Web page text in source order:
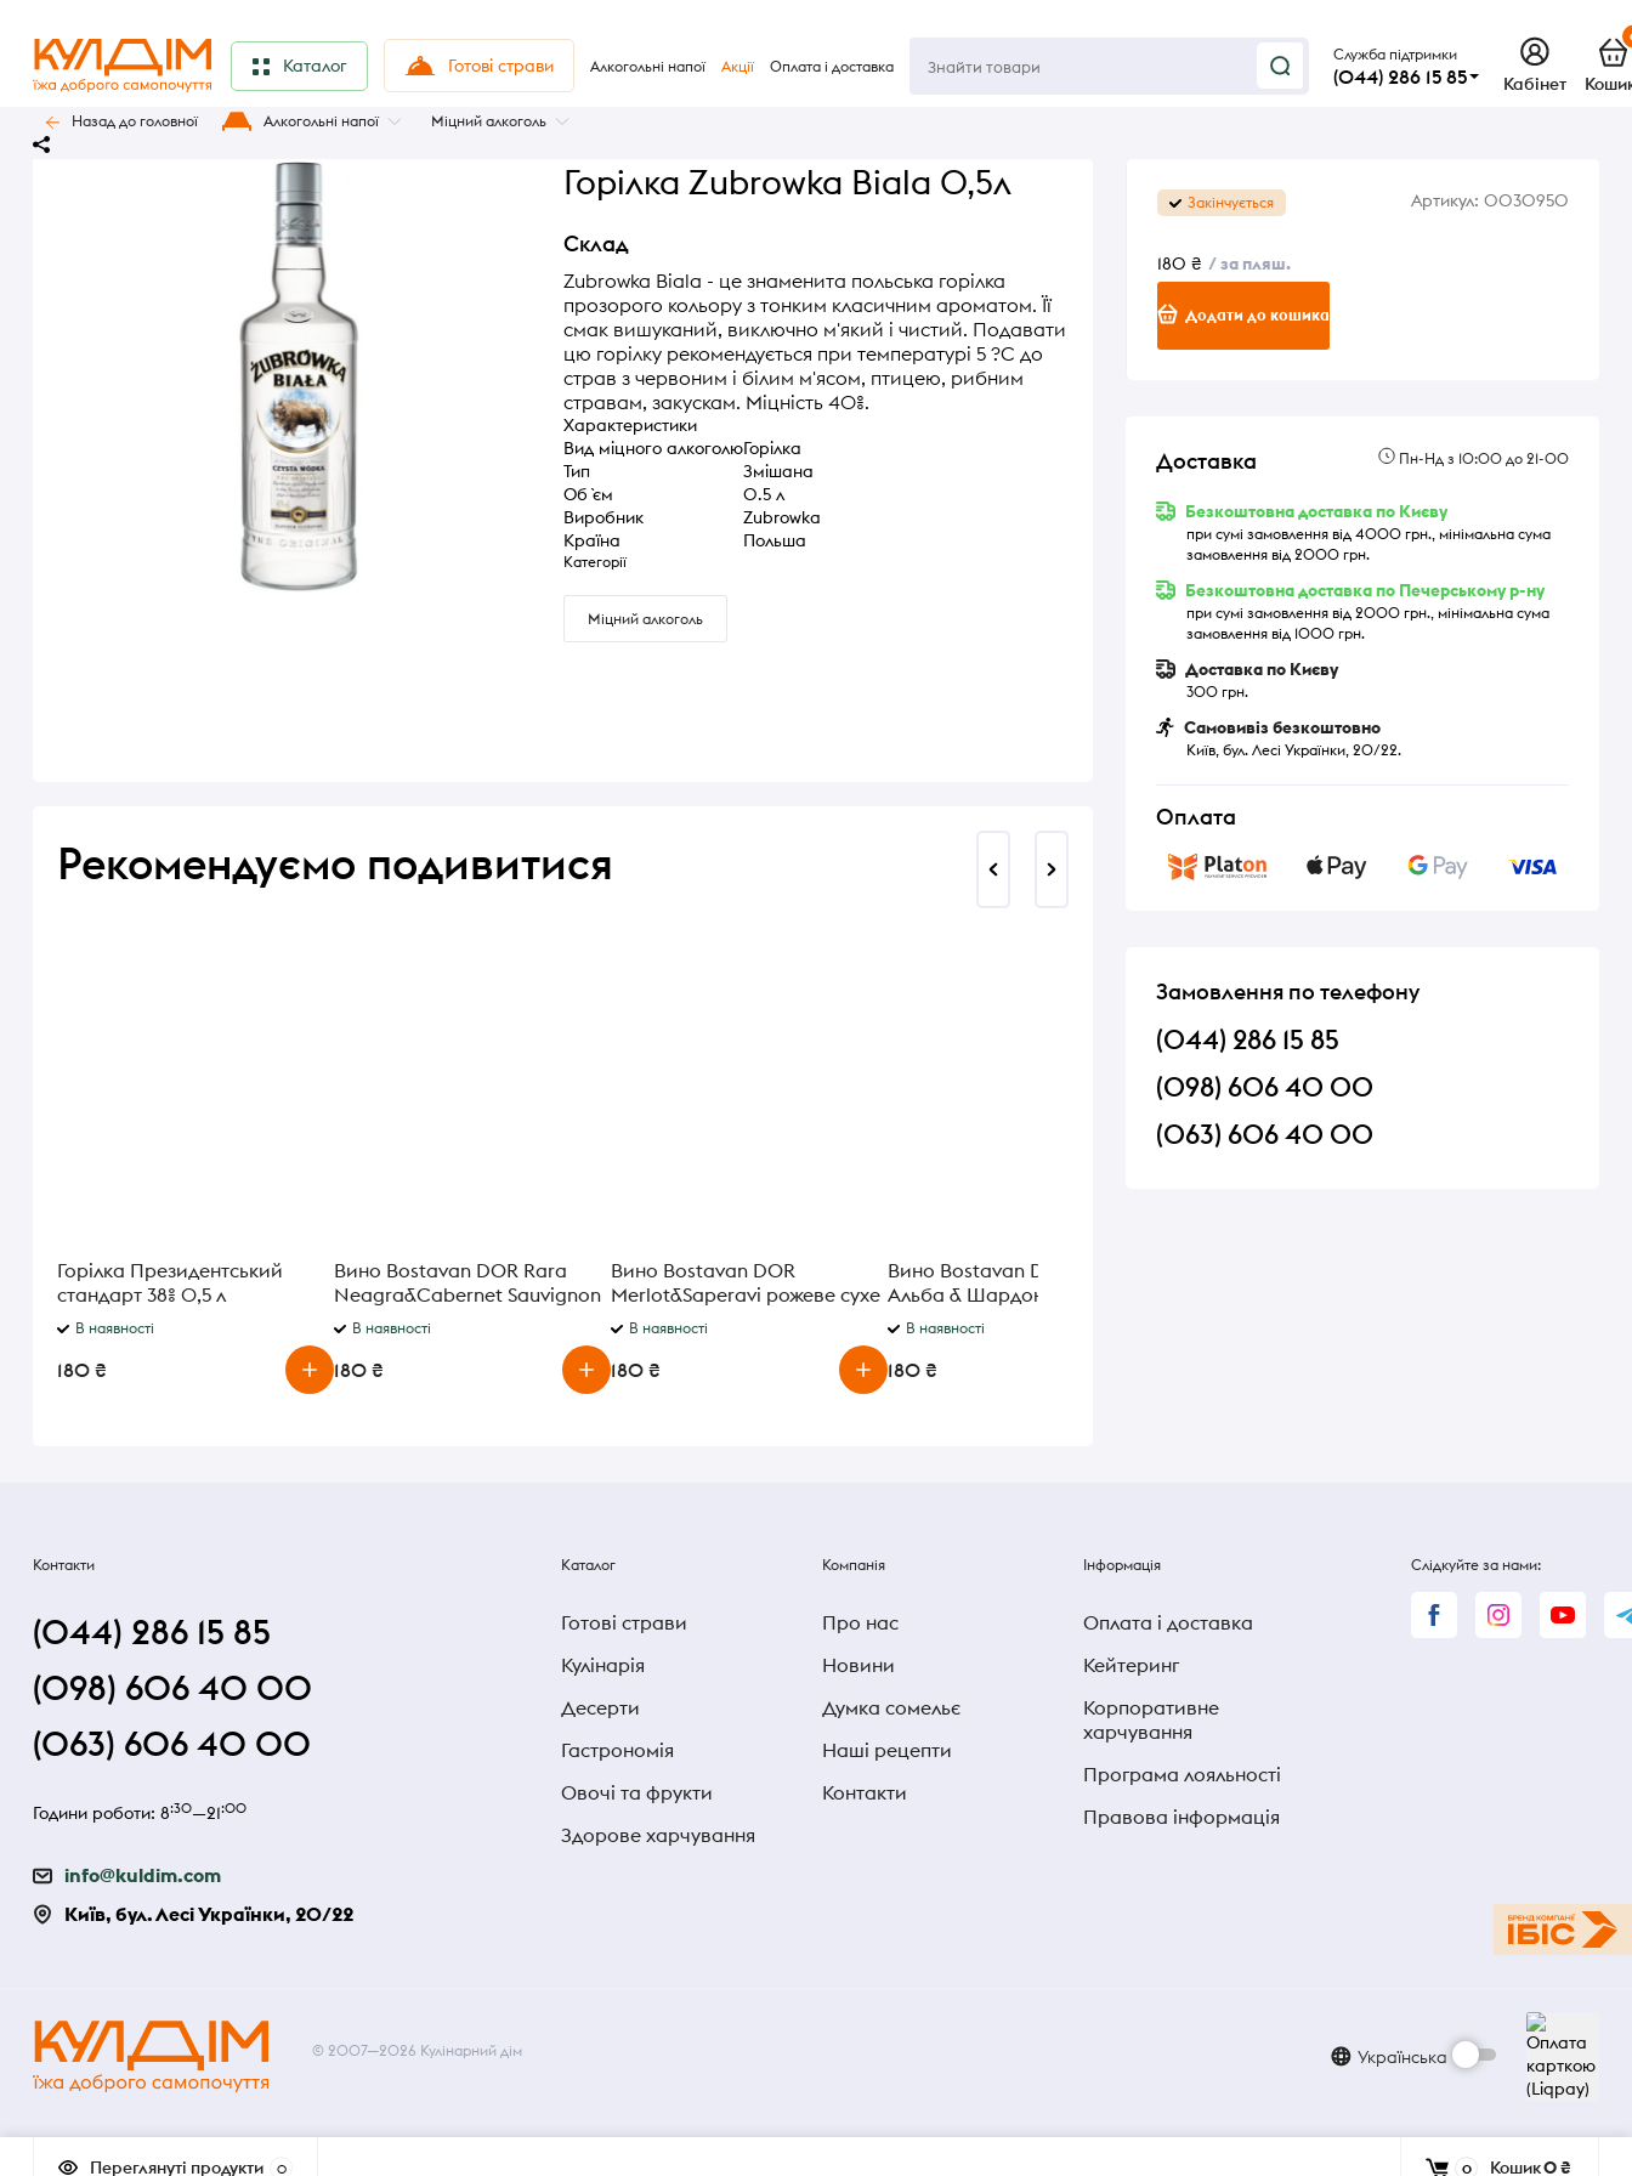
Каталог Готові страви Алкогольні напої Акції Оплата і доставка
Служба підтримки
(044) 286 15 85 Кабінет
Назад до головної Алкогольні напої Міцний алкоголь
Горілка Zubrowka Biala 0,5л
Склад
Zubrowka Biala - це знаменита польська горілка
прозорого кольору з тонким класичним ароматом. Її
смак вишуканий, виключно м'який і чистий. Подавати
цю горілку рекомендується при температурі 5 ?C до
страв з червоним і білим м'ясом, птицею, рибним
стравам, закускам. Міцність 40%.
Характеристики
Вид міцного алкоголюГорілка
Тип
Змішана
Об `єм
0.5 л
Виробник
Zubrowka
Країна
Польша
Категорії
Міцний алкоголь
Рекомендуємо подивитися
Горілка Президентський
стандарт 38% 0,5 л
В наявності
180 ₴
Вино Bostavan DOR Rara
Neagra&Cabernet Sauvignon
червоне сухе 13,5% 0,75 л
В наявності
180 ₴
Вино Bostavan DOR
Merlot&Saperavi рожеве сухе
13% 0,75л
В наявності
180 ₴
Вино Bostavan DOR Фетяска
Альба & Шардоне біле сухе
13% 0,75 л
В наявності
180 ₴
Закінчується Артикул: 0030950
180 ₴ / за пляш.
Додати до кошика
Доставка Пн-Нд з 10:00 до 21-00
Безкоштовна доставка по Києву
при сумі замовлення від 4000 грн., мінімальна сума
замовлення від 2000 грн.
Безкоштовна доставка по Печерському р-ну
при сумі замовлення від 2000 грн., мінімальна сума
замовлення від 1000 грн.
Доставка по Києву
300 грн.
Самовивіз безкоштовно
Київ, бул. Лесі Українки, 20/22.
Оплата
Замовлення по телефону
(044) 286 15 85
(098) 606 40 00
(063) 606 40 00
Контакти
(044) 286 15 85
(098) 606 40 00
(063) 606 40 00
Години роботи: 8:30—21:00
info@kuldim.com
Київ, бул. Лесі Українки, 20/22
Каталог
Готові страви
Кулінарія
Десерти
Гастрономія
Овочі та фрукти
Здорове харчування
Компанія
Про нас
Новини
Думка сомельє
Наші рецепти
Контакти
Інформація
Оплата і доставка
Кейтеринг
Корпоративне
харчування
Програма лояльності
Правова інформація
Слідкуйте за нами:
© 2007—2026 Кулінарний дім Українська
Переглянуті продукти 0 0 Кошик0 ₴